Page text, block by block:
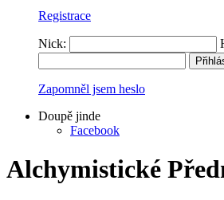
Registrace
Nick:
Zapomněl jsem heslo
Doupě jinde
Facebook
Alchymistické